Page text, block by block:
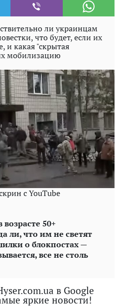
ли украинцам
что будет, если их
и какая "скрытая
мобилизацию
с YouTube
50+
ли, что им не светят
о блокпостах —
все не столь
в Google
яркие новости!